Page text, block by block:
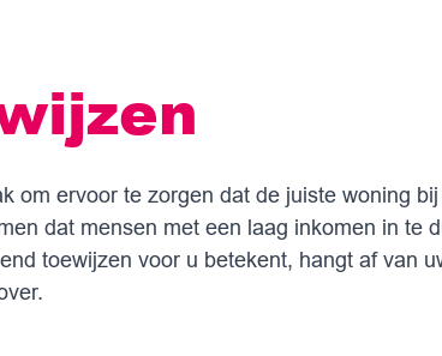
om ervoor te zorgen dat de juiste woning
dat mensen met een laag inkomen in te
toewijzen voor u betekent, hangt af van